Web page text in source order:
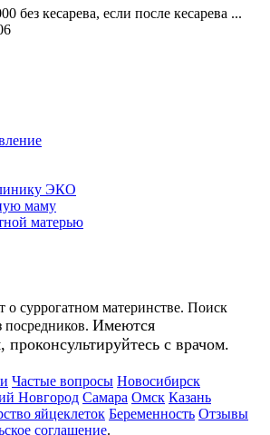
без кесарева, если после кесарева ...
ЭКО
маму
матерью
суррогатном материнстве. Поиск
посредников. Имеются
проконсультируйтесь с врачом.
Частые вопросы Новосибирск
Новгород Самара Омск Казань
яйцеклеток Беременность Отзывы
соглашение.